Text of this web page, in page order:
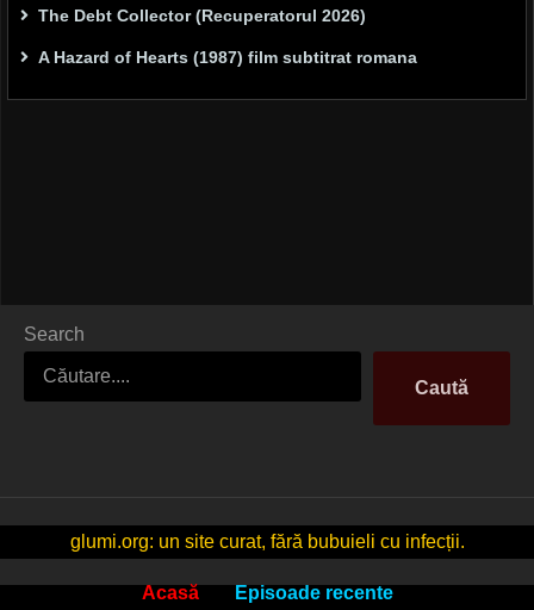
The Debt Collector (Recuperatorul 2026)
A Hazard of Hearts (1987) film subtitrat romana
Search
Caută
glumi.org: un site curat, fără bubuieli cu infecții.
Acasă Episoade recente